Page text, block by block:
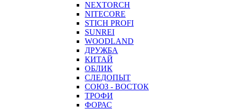
NEXTORCH
NITECORE
STICH PROFI
SUNREI
WOODLAND
ДРУЖБА
КИТАЙ
ОБЛИК
СЛЕДОПЫТ
СОЮЗ - ВОСТОК
ТРОФИ
ФОРАС